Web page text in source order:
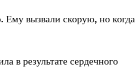
Ему вызвали скорую, но когда
в результате сердечного